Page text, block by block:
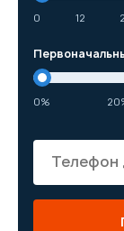
0 12
0%